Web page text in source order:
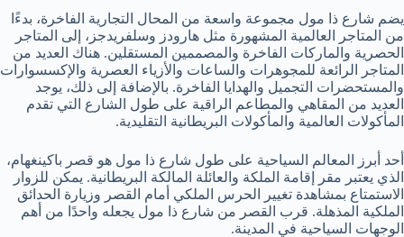
يضم شارع ذا مول مجموعة واسعة من المحال التجارية الفاخرة، بدءًا
من المتاجر العالمية المشهورة مثل هارودز وسلفريدجز، إلى المتاجر
الحصرية والماركات الفاخرة والمصممين المستقلين. هناك العديد من
المتاجر الرائعة للمجوهرات والساعات والأزياء العصرية والإكسسوارات
والمستحضرات التجميل والهدايا الفاخرة. بالإضافة إلى ذلك، يوجد
العديد من المقاهي والمطاعم الراقية على طول الشارع التي تقدم
المأكولات العالمية والمأكولات البريطانية التقليدية.
أحد أبرز المعالم السياحية على طول شارع ذا مول هو قصر باكينغهام،
الذي يعتبر مقر إقامة الملكة والعائلة المالكة البريطانية. يمكن للزوار
الاستمتاع بمشاهدة تغيير الحرس الملكي أمام القصر وزيارة الحدائق
الملكية المذهلة. قرب القصر من شارع ذا مول يجعله واحدًا من أهم
الوجهات السياحية في المدينة.